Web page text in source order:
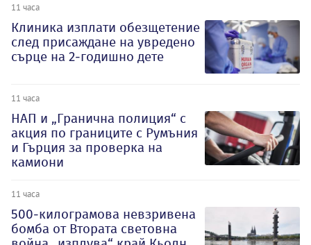
11 часа
Клиника изплати обезщетение
след присаждане на увредено
сърце на 2-годишно дете
11 часа
НАП и „Гранична полиция“ с
акция по границите с Румъния
и Гърция за проверка на
камиони
11 часа
500-килограмова невзривена
бомба от Втората световна